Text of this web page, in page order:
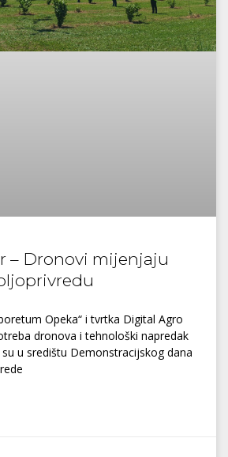
– Dronovi mijenjaju
Opeka“ i tvrtka Digital Agro
dronova i tehnološki napredak
u središtu Demonstracijskog dana